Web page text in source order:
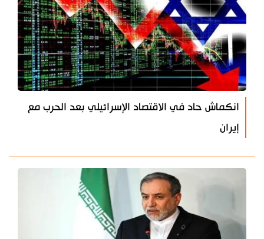
انكماش حاد في الاقتصاد الإسرائيلي بعد الحرب مع
إيران